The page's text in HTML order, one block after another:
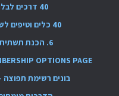
40 דרכים לבלוט באינסטגרם – וברשת
40 כלים וטיפים לשיווק בפייסבוק [ובאינטרנט]
6. הכנת תשתית שיווקית למכירת הקורס
OPTIONS PAGE
בונים רשימת תפוצה